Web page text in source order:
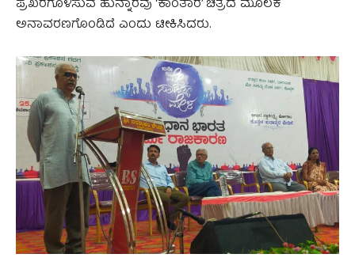
ಪ್ರಖರಗೊಳಿಸುವ ಹುನ್ನಾರವು ‘ಕಾಂತಾರ’ ಚಿತ್ರದ ಮೂಲಕ
ಅನಾವರಣಗೊಂಡಿದೆ ಎಂದು ಟೀಕಿಸಿದರು.